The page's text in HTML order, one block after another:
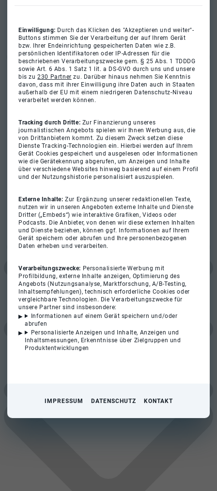
Einwilligung: Durch das Klicken des "Akzeptieren und weiter"-
Buttons stimmen Sie der Verarbeitung der auf Ihrem Gerät
bzw. Ihrer Endeinrichtung gespeicherten Daten wie z.B.
persönlichen Identifikatoren oder IP-Adressen für die
beschriebenen Verarbeitungszwecke gem. § 25 Abs. 1 TDDDG
sowie Art. 6 Abs. 1 Satz 1 lit. a DS-GVO durch uns und unsere
bis zu230 Partner zu. Darüber hinaus nehmen Sie Kenntnis
davon, dass mit ihrer Einwilligung ihre Daten auch in Staaten
außerhalb der EU mit einem niedrigeren Datenschutz-Niveau
verarbeitet werden können.
Tracking durch Dritte: Zur Finanzierung unseres
journalistischen Angebots spielen wir Ihnen Werbung aus, die
von Drittanbietern kommt. Zu diesem Zweck setzen diese
Dienste Tracking-Technologien ein. Hierbei werden auf Ihrem
Gerät Cookies gespeichert und ausgelesen oder Informationen
wie die Gerätekennung abgerufen, um Anzeigen und Inhalte
über verschiedene Websites hinweg basierend auf einem Profil
und der Nutzungshistorie personalisiert auszuspielen.
Externe Inhalte:Zur Ergänzung unserer redaktionellen Texte,
nutzen wir in unseren Angeboten externe Inhalte und Dienste
Dritter („Embeds“) wie interaktive Grafiken, Videos oder
Podcasts. Die Anbieter, von denen wir diese externen Inhalten
und Dienste beziehen, können ggf. Informationen auf Ihrem
Gerät speichern oder abrufen und Ihre personenbezogenen
Daten erheben und verarbeiten.
Verarbeitungszwecke: Personalisierte Werbung mit
Profilbildung, externe Inhalte anzeigen, Optimierung des
Angebots (Nutzungsanalyse, Marktforschung, A/B-Testing,
Inhaltsempfehlungen), technisch erforderliche Cookies oder
vergleichbare Technologien. Die Verarbeitungszwecke für
unsere Partner sind insbesondere:
Informationen auf einem Gerät speichern und/oder
abrufen
Personalisierte Anzeigen und Inhalte, Anzeigen und
Inhaltsmessungen, Erkenntnisse über Zielgruppen und
Produktentwicklungen
IMPRESSUM DATENSCHUTZ KONTAKT